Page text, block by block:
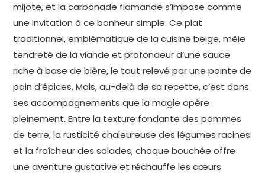
mijote, et la carbonade flamande s’impose comme
une invitation à ce bonheur simple. Ce plat
traditionnel, emblématique de la cuisine belge, mêle
tendreté de la viande et profondeur d’une sauce
riche à base de bière, le tout relevé par une pointe de
pain d’épices. Mais, au-delà de sa recette, c’est dans
ses accompagnements que la magie opère
pleinement. Entre la texture fondante des pommes
de terre, la rusticité chaleureuse des légumes racines
et la fraîcheur des salades, chaque bouchée offre
une aventure gustative et réchauffe les cœurs.